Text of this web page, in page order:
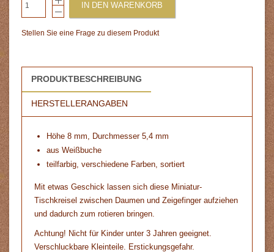
IN DEN WARENKORB
Stellen Sie eine Frage zu diesem Produkt
PRODUKTBESCHREIBUNG
HERSTELLERANGABEN
Höhe 8 mm, Durchmesser 5,4 mm
aus Weißbuche
teilfarbig, verschiedene Farben, sortiert
Mit etwas Geschick lassen sich diese Miniatur-
Tischkreisel zwischen Daumen und Zeigefinger aufziehen
und dadurch zum rotieren bringen.
Achtung! Nicht für Kinder unter 3 Jahren geeignet.
Verschluckbare Kleinteile. Erstickungsgefahr.